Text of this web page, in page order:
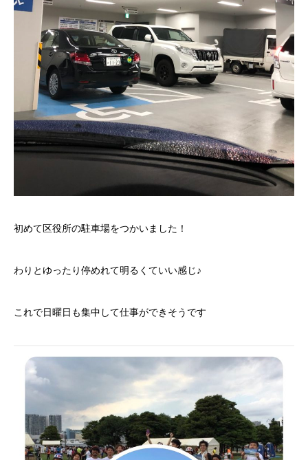
初めて区役所の駐車場をつかいました！
わりとゆったり停めれて明るくていい感じ♪
これで日曜日も集中して仕事ができそうです